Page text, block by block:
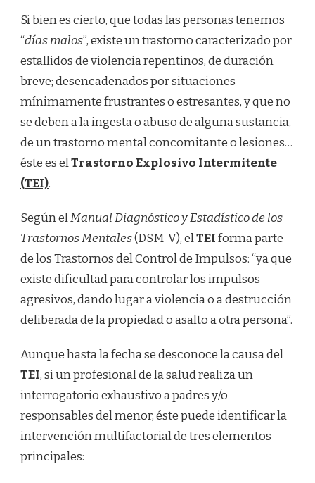
Si bien es cierto, que todas las personas tenemos
“días malos”, existe un trastorno caracterizado por
estallidos de violencia repentinos, de duración
breve; desencadenados por situaciones
mínimamente frustrantes o estresantes, y que no
se deben a la ingesta o abuso de alguna sustancia,
de un trastorno mental concomitante o lesiones…
éste es elTrastorno Explosivo Intermitente
(TEI).
Según elManual Diagnóstico y Estadístico de los
Trastornos Mentales(DSM-V), elTEIforma parte
de los Trastornos del Control de Impulsos: “ya que
existe dificultad para controlar los impulsos
agresivos, dando lugar a violencia o a destrucción
deliberada de la propiedad o asalto a otra persona”.
Aunque hasta la fecha se desconoce la causa del
TEI, si un profesional de la salud realiza un
interrogatorio exhaustivo a padres y/o
responsables del menor, éste puede identificar la
intervención multifactorial de tres elementos
principales: